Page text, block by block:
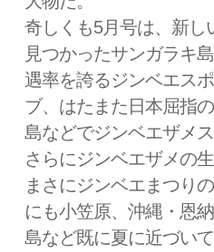
奇しくも5月号は、新し
見つかったサンガラキ
遇率を誇るジンベエス
ブ、はたまた日本屈指
島などでジンベエザメ
さらにジンベエザメの
まさにジンベエまつり
にも小笠原、沖縄・恩
島など既に夏に近づい